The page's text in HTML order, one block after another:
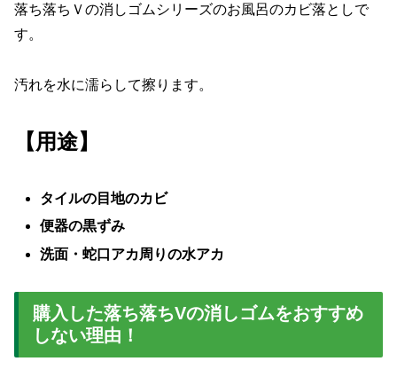
落ち落ちＶの消しゴムシリーズのお風呂のカビ落としで
す。
汚れを水に濡らして擦ります。
【用途】
タイルの目地のカビ
便器の黒ずみ
洗面・蛇口アカ周りの水アカ
購入した落ち落ちVの消しゴムをおすすめ
しない理由！